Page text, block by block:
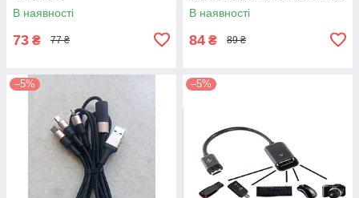
В наявності
73 ₴ 77 ₴
В наявності
84 ₴ 89 ₴
–5% –5%